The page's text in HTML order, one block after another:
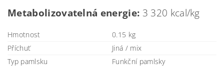
Metabolizovatelná energie: 3 320 kcal/kg
Hmotnost
0.15 kg
Příchuť
Jiná / mix
Typ pamlsku
Funkční pamlsky